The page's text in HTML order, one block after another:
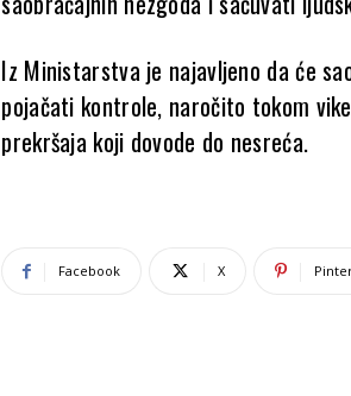
Iz Ministarstva je najavljeno da će
pojačati kontrole, naročito tokom
prekršaja koji dovode do nesreća.
Facebook X